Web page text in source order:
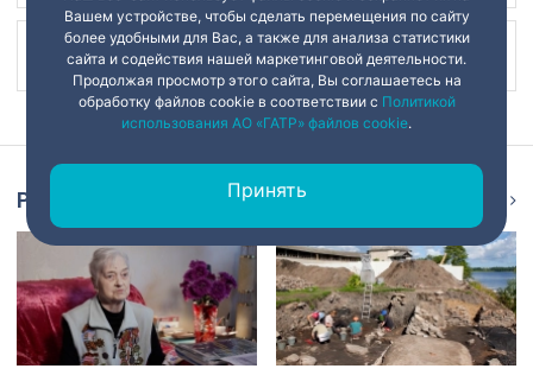
Наш канал в
Репортаж
Вашем устройстве, чтобы сделать перемещения по сайту
более удобными для Вас, а также для анализа статистики
сайта и содействия нашей маркетинговой деятельности.
Продолжая просмотр этого сайта, Вы соглашаетесь на
обработку файлов cookie в соответствии с Политикой
использования АО «ГАТР» файлов cookie.
Принять